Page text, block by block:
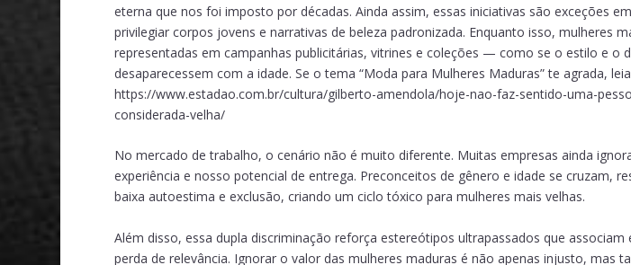
eterna que nos foi imposto por décadas. Ainda assim, essas iniciativas são exceções
privilegiar corpos jovens e narrativas de beleza padronizada. Enquanto isso, mulheres
representadas em campanhas publicitárias, vitrines e coleções — como se o estilo e o
desaparecessem com a idade. Se o tema “Moda para Mulheres Maduras” te agrada,
https://www.estadao.com.br/cultura/gilberto-amendola/hoje-nao-faz-sentido-uma-
considerada-velha/
No mercado de trabalho, o cenário não é muito diferente. Muitas empresas ainda
experiência e nosso potencial de entrega. Preconceitos de gênero e idade se cruzam,
baixa autoestima e exclusão, criando um ciclo tóxico para mulheres mais velhas.
Além disso, essa dupla discriminação reforça estereótipos ultrapassados que
perda de relevância. Ignorar o valor das mulheres maduras é não apenas injusto, mas